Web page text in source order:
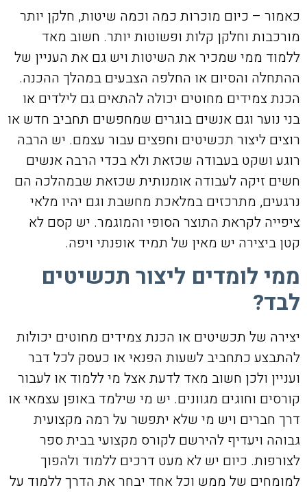
כאמור – כיום מוכרות כמה וכמה שיטות, חלקן יותר
מורכבות וחלקן קלות ופשוטות יותר. חשוב מאד
ללמוד ממי שמכיר את השיטות ויש גם את העניין של
ההתחלה והסיום או החלפה הצבעים במהלך ההכנה.
הכנת צמידים מחוטים יכולה להתאים גם לילדים או
בני נוער וגם אנשים בוגרים שמחפשים תחביב חדש או
רוצים ליצור תכשיטים וחפצים עבור עצמם. יש הרבה
רוגע ושקט בעבודה שכזאת ולא בכדי הרבה אנשים
חשים זיקה לעבודה אומנותית שכזאת שבמהלכה הם
נרגעים, מתרכזים במלאכת מחשבת וגם יהיו מלאי
ציפייה לקראת התוצר הסופי והמוגמר. יש קסם לא
קטן ביצירה יש מאין של תמיד אופנתי ויפה.
ממי לומדים ליצור תכשיטים
לבד?
יצירה של תכשיטים או הכנת צמידים מחוטים יכולות
להתבצע כתחביב לשעות הפנאי או כעסק לכל דבר
ועניין ולכן חשוב מאד לדעת אצל מי ללמוד או לעבור
קורסים וחוגים מגוונים. יש מי שילמד באופן עצמאי או
דרך חברים ויש מי שלא יתפשר על רמה מקצועית
גבוהה ויעדיף להירשם לקורס מקצועי בבית ספר
לצורפות. כיום יש לא מעט דרכים ללמוד ולהפוך
למומחים של ממש וכל אחד יבחר את הדרך ללמוד על